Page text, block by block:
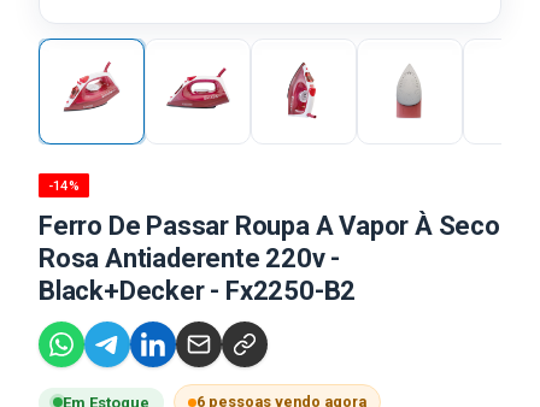
-14%
Ferro De Passar Roupa A Vapor À Seco
Rosa Antiaderente 220v -
Black+Decker - Fx2250-B2
Em Estoque 6 pessoas vendo agora